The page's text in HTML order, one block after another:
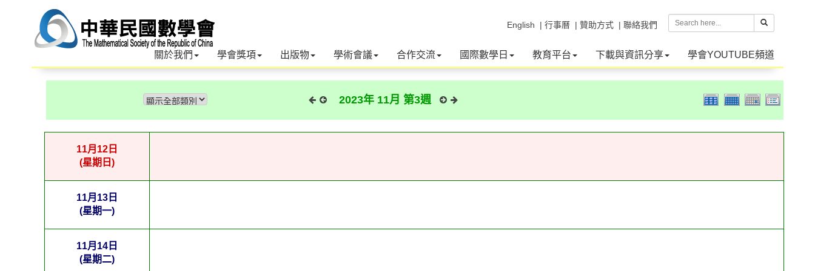
| 聯絡我們
| 贊助方式
| 行事曆
English
關於我們 學會獎項 出版物 學術會議 合作交流 國際數學日 教育平台 下載與資訊分享 學會YOUTUBE頻道
2023年 11月 第3週
11月12日
(星期日)
11月13日
(星期一)
11月14日
(星期二)